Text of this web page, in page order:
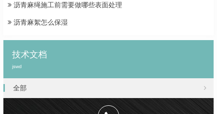
沥青麻绳施工前需要做哪些表面处理
沥青麻絮怎么保湿
技术文档
jswd
全部